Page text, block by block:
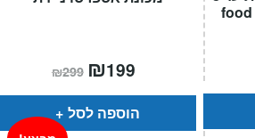
₪299 המחיר
המקורי
היה:
₪299.
₪199
הוא:
הוספה לסל